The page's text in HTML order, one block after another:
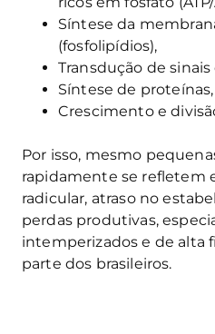
Síntese da
(fosfolipídios),
Transdução de sinais
Síntese de proteínas,
Crescimento e
Por isso, mesmo
rapidamente se refletem
radicular, atraso no
perdas produtivas,
intemperizados e de alta
parte dos brasileiros.